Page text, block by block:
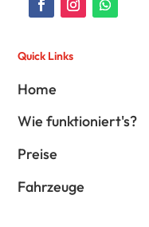
Quick Links
Home
Wie funktioniert's?
Preise
Fahrzeuge